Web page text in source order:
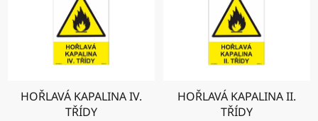
HOŘLAVÁ KAPALINA IV.
TŘÍDY
HOŘLAVÁ KAPALINA II.
TŘÍDY